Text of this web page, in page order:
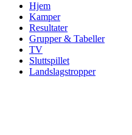
Hjem
Kamper
Resultater
Grupper & Tabeller
TV
Sluttspillet
Landslagstropper